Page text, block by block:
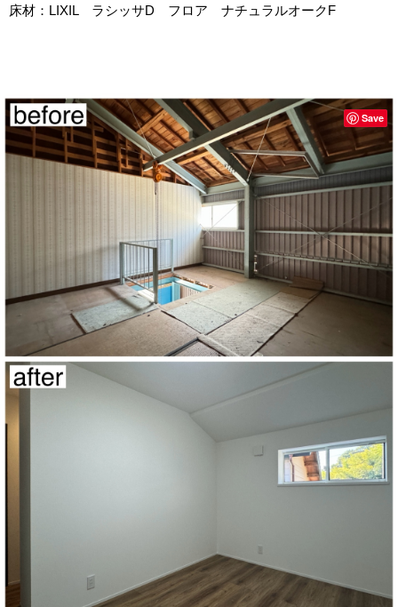
床材：LIXIL ラシッサD フロア ナチュラルオークF
Save